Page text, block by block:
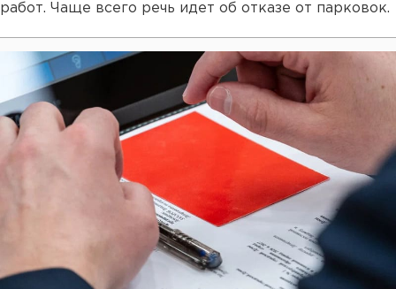
работ. Чаще всего речь идет об отказе от парковок.